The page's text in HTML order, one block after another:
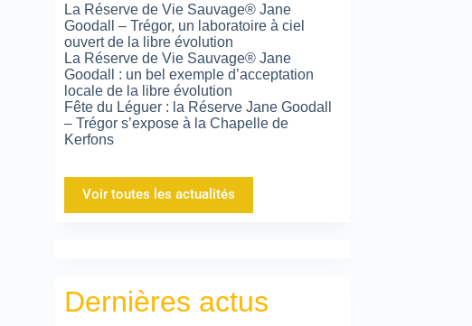
La Réserve de Vie Sauvage® Jane
Goodall – Trégor, un laboratoire à ciel
ouvert de la libre évolution
La Réserve de Vie Sauvage® Jane
Goodall : un bel exemple d’acceptation
locale de la libre évolution
Fête du Léguer : la Réserve Jane Goodall
– Trégor s’expose à la Chapelle de
Kerfons
Voir toutes les actualités
Dernières actus